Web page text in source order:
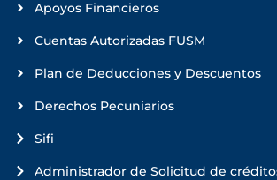
Apoyos Financieros
Cuentas Autorizadas FUSM
Plan de Deducciones y Descuentos
Derechos Pecuniarios
Sifi
Administrador de Solicitud de